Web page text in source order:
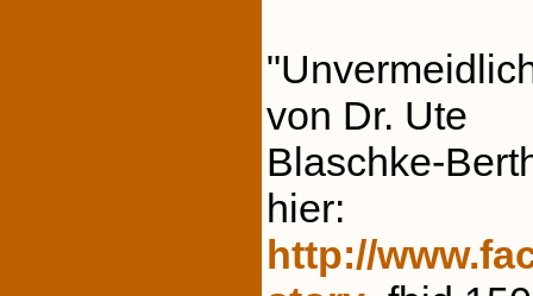
von Dr. Ute
Blaschke-
hier:
http://